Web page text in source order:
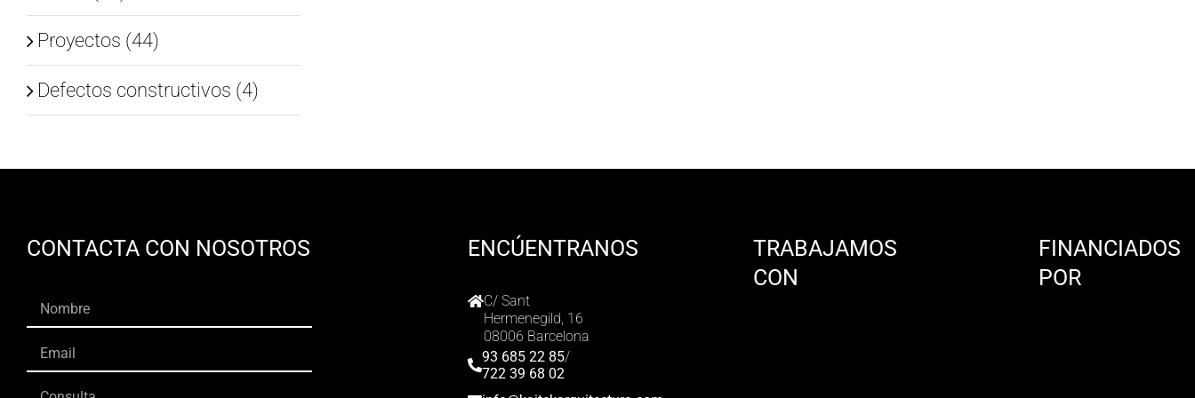
Proyectos (44)
Defectos constructivos (4)
CONTACTA CON NOSOTROS ENCÚENTRANOS
C/ Sant
Hermenegild, 16
08006 Barcelona
93 685 22 85/
722 39 68 02
TRABAJAMOS
CON
FINANCIADOS
POR